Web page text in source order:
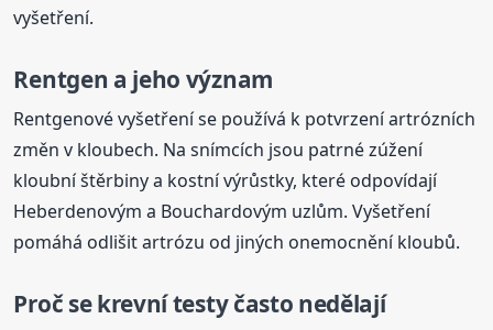
vyšetření.
Rentgen a jeho význam
Rentgenové vyšetření se používá k potvrzení artrózních
změn v kloubech. Na snímcích jsou patrné zúžení
kloubní štěrbiny a kostní výrůstky, které odpovídají
Heberdenovým a Bouchardovým uzlům. Vyšetření
pomáhá odlišit artrózu od jiných onemocnění kloubů.
Proč se krevní testy často nedělají